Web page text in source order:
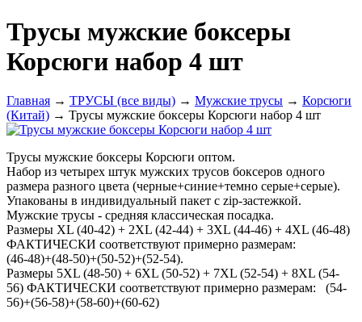
Трусы мужские боксеры
Корсюги набор 4 шт
Главная → ТРУСЫ (все виды) → Мужские трусы → Корсюги
(Китай) → Трусы мужские боксеры Корсюги набор 4 шт
Трусы мужские боксеры Корсюги оптом.
Набор из четырех штук мужских трусов боксеров одного
размера разного цвета (черные+синие+темно серые+серые).
Упакованы в индивидуальный пакет с zip-застежкой.
Мужские трусы - средняя классическая посадка.
Размеры XL (40-42) + 2XL (42-44) + 3XL (44-46) + 4XL (46-48)
ФАКТИЧЕСКИ соответствуют примерно размерам:
(46-48)+(48-50)+(50-52)+(52-54).
Размеры 5XL (48-50) + 6XL (50-52) + 7XL (52-54) + 8XL (54-
56) ФАКТИЧЕСКИ соответствуют примерно размерам: (54-
56)+(56-58)+(58-60)+(60-62)